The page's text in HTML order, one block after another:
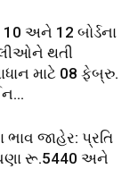
અને 12 બોર્ડના
થતી
માટે 08 ફેબ્રુ.
ભાવ જાહેર: પ્રતિ
રૂ.5440 અને